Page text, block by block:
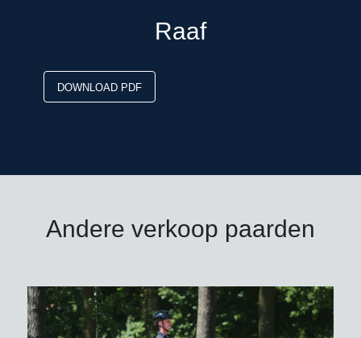
Raaf
DOWNLOAD PDF
Andere verkoop paarden